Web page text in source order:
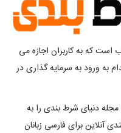
که به کاربران اجازه می
به ورود به سرمایه گذاری در
مجله دنیای شرط بندی را به
آنلاین برای فارسی زبانان